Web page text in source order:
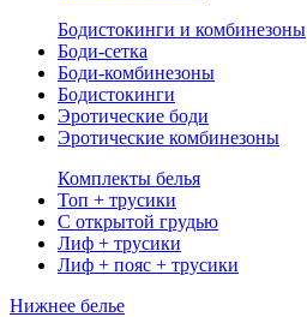
Бодистокинги и комбинезоны
Боди-сетка
Боди-комбинезоны
Бодистокинги
Эротические боди
Эротические комбинезоны
Комплекты белья
Топ + трусики
С открытой грудью
Лиф + трусики
Лиф + пояс + трусики
Нижнее белье